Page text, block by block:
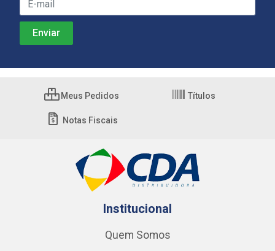
Meus Pedidos Títulos
Notas Fiscais
Institucional
Quem Somos